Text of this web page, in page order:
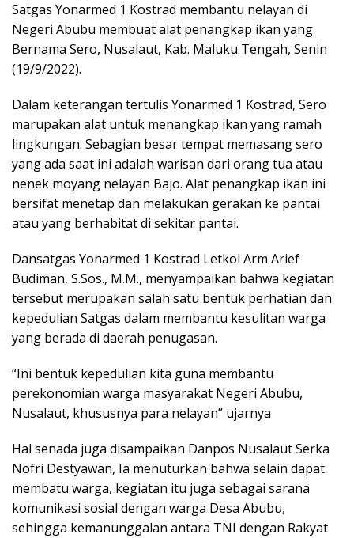
Satgas Yonarmed 1 Kostrad membantu nelayan di
Negeri Abubu membuat alat penangkap ikan yang
Bernama Sero, Nusalaut, Kab. Maluku Tengah, Senin
(19/9/2022).
Dalam keterangan tertulis Yonarmed 1 Kostrad, Sero
marupakan alat untuk menangkap ikan yang ramah
lingkungan. Sebagian besar tempat memasang sero
yang ada saat ini adalah warisan dari orang tua atau
nenek moyang nelayan Bajo. Alat penangkap ikan ini
bersifat menetap dan melakukan gerakan ke pantai
atau yang berhabitat di sekitar pantai.
Dansatgas Yonarmed 1 Kostrad Letkol Arm Arief
Budiman, S.Sos., M.M., menyampaikan bahwa kegiatan
tersebut merupakan salah satu bentuk perhatian dan
kepedulian Satgas dalam membantu kesulitan warga
yang berada di daerah penugasan.
“Ini bentuk kepedulian kita guna membantu
perekonomian warga masyarakat Negeri Abubu,
Nusalaut, khususnya para nelayan” ujarnya
Hal senada juga disampaikan Danpos Nusalaut Serka
Nofri Destyawan, Ia menuturkan bahwa selain dapat
membatu warga, kegiatan itu juga sebagai sarana
komunikasi sosial dengan warga Desa Abubu,
sehingga kemanunggalan antara TNI dengan Rakyat